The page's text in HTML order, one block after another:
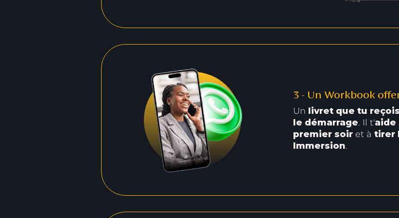
3 - Un Workbook
Un livret que tu
le démarrage. Il t'aide
premier soir et àtirer
Immersion.